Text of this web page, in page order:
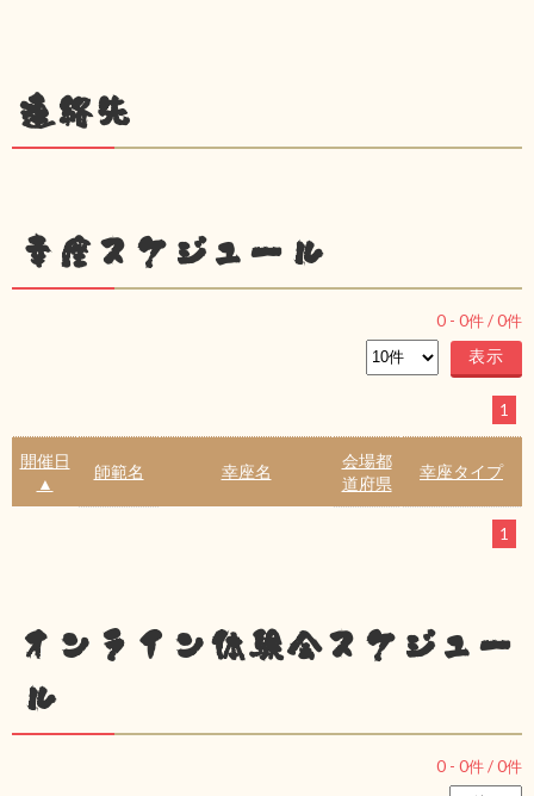
連絡先
幸座スケジュール
0 - 0件 /0件
1
開催日
▲
師範名 幸座名
会場都
道府県
幸座タイプ
1
オンライン体験会スケジュー
ル
0 - 0件 /0件